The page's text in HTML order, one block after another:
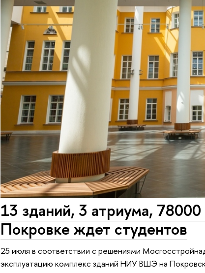
13 зданий, 3 атриума,
Покровке ждет студентов
25 июля в соответствии с решениями
эксплуатацию комплекс зданий НИУ ВШЭ на